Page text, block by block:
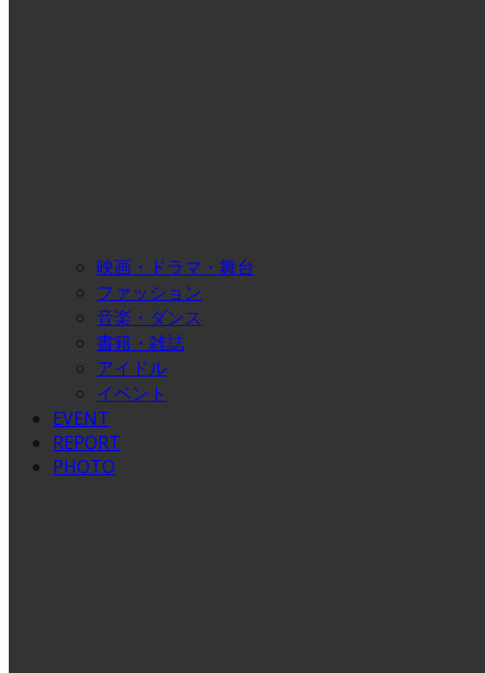
映画・ドラマ・舞台
ファッション
音楽・ダンス
書籍・雑誌
アイドル
イベント
EVENT
REPORT
PHOTO